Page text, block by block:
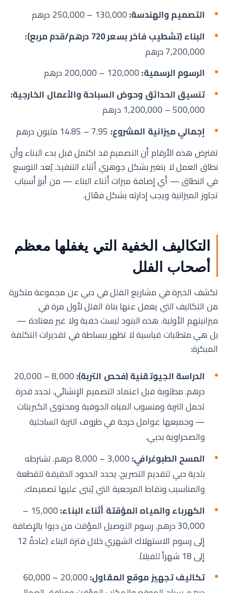
التصميم والهندسة:
البناء (تشطيب فاخر بسعر 720 درهم/قدم مربع):
7,200,000 درهم
الرسوم الرسمية:
تنسيق الحدائق وحوض السباحة والأعمال الخارجية:
500,000 – 1,200,000 درهم
إجمالي ميزانية المشروع:
تفترض هذه الأرقام أن التصميم قد اكتمل قبل بدء البناء وأن
نطاق العمل لا يتغير بشكل جوهري أثناء التنفيذ. يُعد التوسع
في النطاق — أي إضافة ميزات أثناء البناء — من أبرز أسباب
تجاوز الميزانية ويجب إدارته بشكل فعّال.
التكاليف الخفية التي يغفلها معظم
أصحاب الفلل
تكشف الخبرة في مشاريع الفلل في دبي عن مجموعة متكررة
من التكاليف التي يغفل عنها بناة الفلل لأول مرة في
ميزانيتهم الأولية. هذه البنود ليست خفية ولا غير معتادة —
بل هي متطلبات قياسية لا تظهر ببساطة في تقديرات التكلفة
المبكرة:
الدراسة الجيوتقنية (فحص التربة):
8,000 – 20,000
درهم. مطلوبة قبل اعتماد التصميم الإنشائي. تحدد قدرة
تحمل التربة ومنسوب المياه الجوفية ومحتوى الكبريتات
— وجميعها عوامل حرجة في ظروف التربة الساحلية
والصحراوية بدبي.
المسح الطبوغرافي:
3,000 – 8,000 درهم. تشترطه
بلدية دبي لتقديم التصريح. يحدد الحدود الدقيقة للقطعة
والمناسيب ونقاط المرجعية التي يُبنى عليها تصميمك.
الكهرباء والمياه المؤقتة أثناء البناء:
15,000 –
30,000 درهم. رسوم التوصيل المؤقت من ديوا بالإضافة
إلى رسوم الاستهلاك الشهري خلال فترة البناء (عادةً 12
إلى 18 شهراً للفيلا).
تكاليف تجهيز موقع المقاول:
20,000 – 60,000